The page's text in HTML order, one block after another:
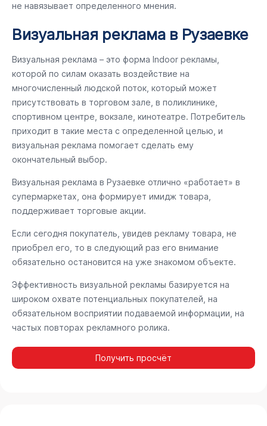
не навязывает определенного мнения.
Визуальная реклама в Рузаевке
Визуальная реклама – это форма Indoor рекламы,
которой по силам оказать воздействие на
многочисленный людской поток, который может
присутствовать в торговом зале, в поликлинике,
спортивном центре, вокзале, кинотеатре. Потребитель
приходит в такие места с определенной целью, и
визуальная реклама помогает сделать ему
окончательный выбор.
Визуальная реклама в Рузаевке отлично «работает» в
супермаркетах, она формирует имидж товара,
поддерживает торговые акции.
Если сегодня покупатель, увидев рекламу товара, не
приобрел его, то в следующий раз его внимание
обязательно остановится на уже знакомом объекте.
Эффективность визуальной рекламы базируется на
широком охвате потенциальных покупателей, на
обязательном восприятии подаваемой информации, на
частых повторах рекламного ролика.
Получить просчёт